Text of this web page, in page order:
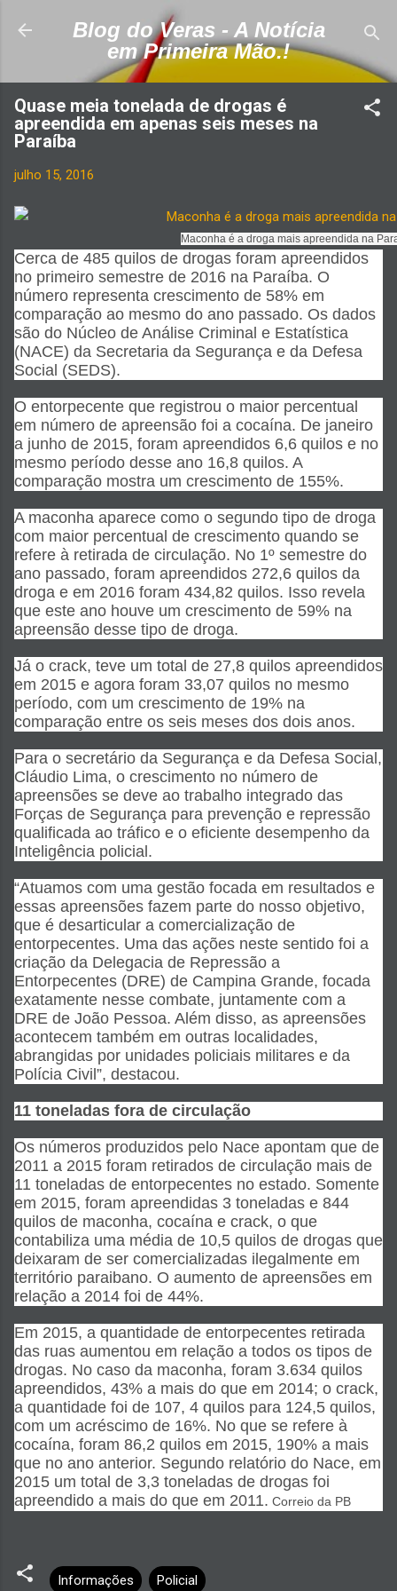
Pular para o conteúdo principal
Blog do Veras - A Notícia
em Primeira Mão.!
Quase meia tonelada de drogas é
apreendida em apenas seis meses na
Paraíba
julho 15, 2016
Maconha é a droga mais apreendida na
Cerca de 485 quilos de drogas foram apreendidos
no primeiro semestre de 2016 na Paraíba. O
número representa crescimento de 58% em
comparação ao mesmo do ano passado. Os dados
são do Núcleo de Análise Criminal e Estatística
(NACE) da Secretaria da Segurança e da Defesa
Social (SEDS).
O entorpecente que registrou o maior percentual
em número de apreensão foi a cocaína. De janeiro
a junho de 2015, foram apreendidos 6,6 quilos e no
mesmo período desse ano 16,8 quilos. A
comparação mostra um crescimento de 155%.
A maconha aparece como o segundo tipo de droga
com maior percentual de crescimento quando se
refere à retirada de circulação. No 1º semestre do
ano passado, foram apreendidos 272,6 quilos da
droga e em 2016 foram 434,82 quilos. Isso revela
que este ano houve um crescimento de 59% na
apreensão desse tipo de droga.
Já o crack, teve um total de 27,8 quilos apreendidos
em 2015 e agora foram 33,07 quilos no mesmo
período, com um crescimento de 19% na
comparação entre os seis meses dos dois anos.
Para o secretário da Segurança e da Defesa Social,
Cláudio Lima, o crescimento no número de
apreensões se deve ao trabalho integrado das
Forças de Segurança para prevenção e repressão
qualificada ao tráfico e o eficiente desempenho da
Inteligência policial.
“Atuamos com uma gestão focada em resultados e
essas apreensões fazem parte do nosso objetivo,
que é desarticular a comercialização de
entorpecentes. Uma das ações neste sentido foi a
criação da Delegacia de Repressão a
Entorpecentes (DRE) de Campina Grande, focada
exatamente nesse combate, juntamente com a
DRE de João Pessoa. Além disso, as apreensões
acontecem também em outras localidades,
abrangidas por unidades policiais militares e da
Polícia Civil”, destacou.
11 toneladas fora de circulação
Os números produzidos pelo Nace apontam que de
2011 a 2015 foram retirados de circulação mais de
11 toneladas de entorpecentes no estado. Somente
em 2015, foram apreendidas 3 toneladas e 844
quilos de maconha, cocaína e crack, o que
contabiliza uma média de 10,5 quilos de drogas que
deixaram de ser comercializadas ilegalmente em
território paraibano. O aumento de apreensões em
relação a 2014 foi de 44%.
Em 2015, a quantidade de entorpecentes retirada
das ruas aumentou em relação a todos os tipos de
drogas. No caso da maconha, foram 3.634 quilos
apreendidos, 43% a mais do que em 2014; o crack,
a quantidade foi de 107, 4 quilos para 124,5 quilos,
com um acréscimo de 16%. No que se refere à
cocaína, foram 86,2 quilos em 2015, 190% a mais
que no ano anterior. Segundo relatório do Nace, em
2015 um total de 3,3 toneladas de drogas foi
apreendido a mais do que em 2011. Correio da PB
Informações Policial